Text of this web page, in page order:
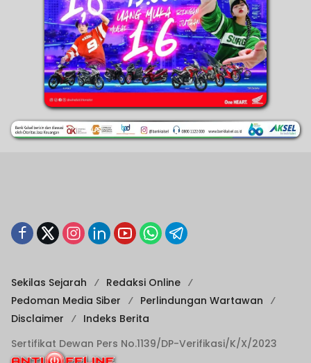
Sekilas Sejarah
Redaksi Online
Pedoman Media Siber
Perlindungan Wartawan
Disclaimer
Indeks Berita
Sertifikat Dewan Pers No.1139/DP-Verifikasi/K/X/2023